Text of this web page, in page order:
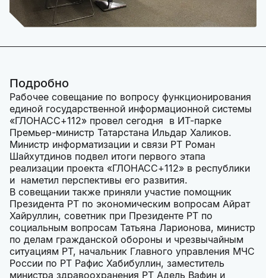
Подробно
Рабочее совещание по вопросу функционирования
единой государственной информационной системы
«ГЛОНАСС+112» провел сегодня в ИТ-парке
Премьер-министр Татарстана Ильдар Халиков.
Министр информатизации и связи РТ Роман
Шайхутдинов подвел итоги первого этапа
реализации проекта «ГЛОНАСС+112» в республики
и наметил перспективы его развития.
В совещании также приняли участие помощник
Президента РТ по экономическим вопросам Айрат
Хайруллин, советник при Президенте РТ по
социальным вопросам Татьяна Ларионова, министр
по делам гражданской обороны и чрезвычайным
ситуациям РТ, начальник Главного управления МЧС
России по РТ Рафис Хабибуллин, заместитель
министра здравоохранения РТ Адель Вафин и